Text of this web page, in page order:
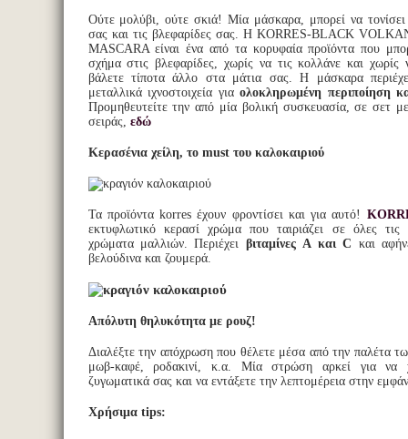
Ούτε μολύβι, ούτε σκιά! Μία μάσκαρα, μπορεί να
σας και τις βλεφαρίδες σας. Η KORRES-BLACK
MASCARA είναι ένα από τα κορυφαία προϊόντα που
σχήμα στις βλεφαρίδες, χωρίς να τις κολλάνε και χωρίς
βάλετε τίποτα άλλο στα μάτια σας. Η μάσκαρα
μεταλλικά ιχνοστοιχεία για ολοκληρωμένη περιποίηση
Προμηθευτείτε την από μία βολική συσκευασία, σε σετ
σειράς, εδώ
Κερασένια χείλη, το must του καλοκαιριού
Τα προϊόντα korres έχουν φροντίσει και για αυτό!
εκτυφλωτικό κερασί χρώμα που ταιριάζει σε όλες τις
χρώματα μαλλιών. Περιέχει βιταμίνες A και C και
βελούδινα και ζουμερά.
Απόλυτη θηλυκότητα με ρουζ!
Διαλέξτε την απόχρωση που θέλετε μέσα από την παλέτα
μωβ-καφέ, ροδακινί, κ.α. Μία στρώση αρκεί για να
ζυγωματικά σας και να εντάξετε την λεπτομέρεια στην
Χρήσιμα tips: